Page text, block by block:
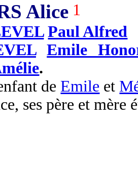
Alice 1
Paul Alfred
Emile
.
de Emile et
ses père et mère